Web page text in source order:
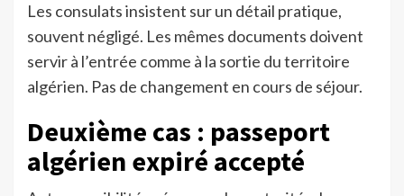
Les consulats insistent sur un détail pratique,
souvent négligé. Les mêmes documents doivent
servir à l’entrée comme à la sortie du territoire
algérien. Pas de changement en cours de séjour.
Deuxième cas : passeport
algérien expiré accepté